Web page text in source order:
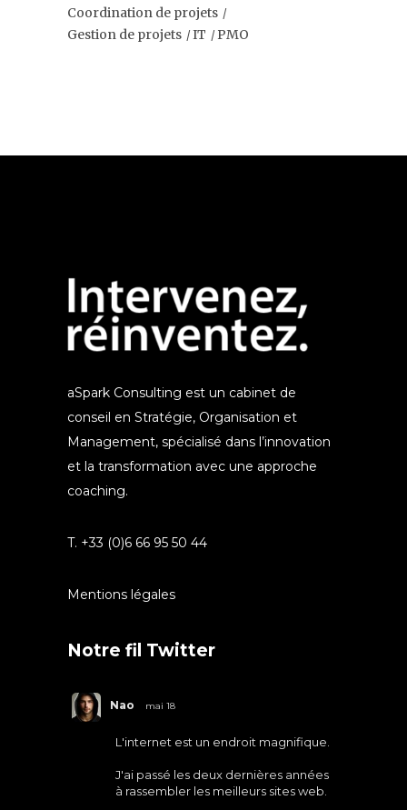
Coordination de projets
Gestion de projets
IT PMO
aSpark Consulting est un cabinet de
conseil en Stratégie, Organisation et
Management, spécialisé dans l’innovation
et la transformation avec une approche
coaching.
T. +33 (0)6 66 95 50 44
Mentions légales
Notre fil Twitter
Nao mai 18
L'internet est un endroit magnifique.
J'ai passé les deux dernières années
à rassembler les meilleurs sites web.